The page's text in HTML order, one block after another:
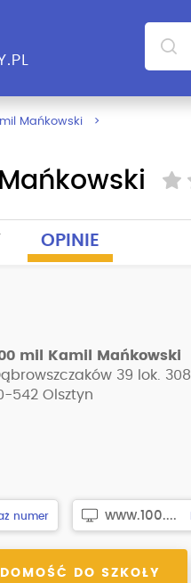
Mańkowski
OPINIE
mil Kamil Mańkowski
39 lok. 308
542 Olsztyn
numer www.100....
DO SZKOŁY